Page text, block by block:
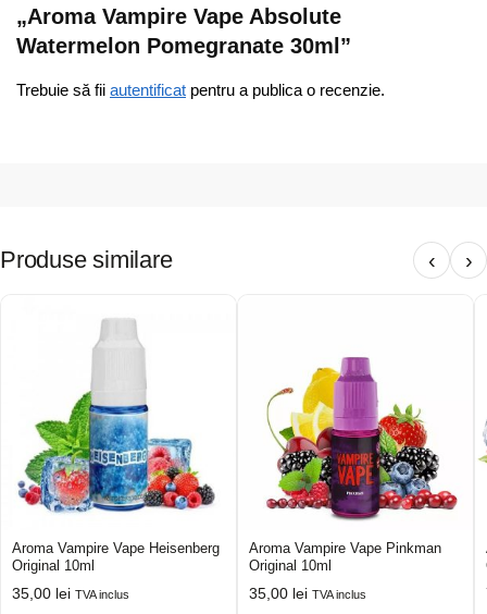
„Aroma Vampire Vape Absolute
Watermelon Pomegranate 30ml”
Trebuie să fii autentificat pentru a publica o recenzie.
Produse similare ‹ ›
Aroma Vampire Vape Heisenberg
Original 10ml
35,00 lei TVA inclus
Aroma Vampire Vape Pinkman
Original 10ml
35,00 lei TVA inclus